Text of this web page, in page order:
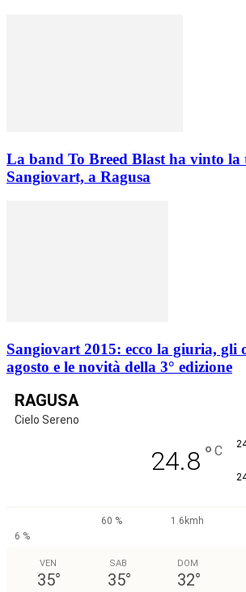
La band To Breed Blast ha vinto la
Sangiovart, a Ragusa
Sangiovart 2015: ecco la giuria, gli
agosto e le novità della 3° edizione
RAGUSA
Cielo Sereno
24.8 ° C
60 %
1.6kmh
6 %
VEN
35°
SAB
35°
DOM
32°